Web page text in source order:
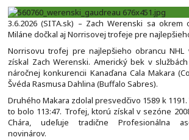
3.6.2026 (SITA.sk) – Zach Werenski sa okrem
Miláne dočkal aj Norrisovej trofeje pre
Norrisovu trofej pre najlepšieho obrancu NHL
získal Zach Werenski. Americký bek v
náročnej konkurencii Kanaďana Cala Makara
Švéda Rasmusa Dahlina (Buffalo Sabres).
Druhého Makara zdolal presvedčivo 1589 k
to bolo 113:47. Trofej, ktorú získal v sezóne
Chára, udeľuje tradične Profesionálna
novinárov.